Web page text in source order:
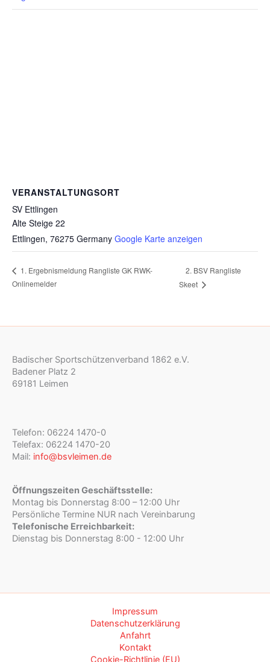
VERANSTALTUNGSORT
SV Ettlingen
Alte Steige 22
Ettlingen, 76275 Germany Google Karte anzeigen
1. Ergebnismeldung Rangliste GK RWK-
Onlinemelder
2. BSV Rangliste
Skeet
Badischer Sportschützenverband 1862 e.V.
Badener Platz 2
69181 Leimen
Telefon: 06224 1470-0
Telefax: 06224 1470-20
Mail: info@bsvleimen.de
Öffnungszeiten Geschäftsstelle:
Montag bis Donnerstag 8:00 – 12:00 Uhr
Persönliche Termine NUR nach Vereinbarung
Telefonische Erreichbarkeit:
Dienstag bis Donnerstag 8:00 - 12:00 Uhr
Impressum
Datenschutzerklärung
Anfahrt
Kontakt
Cookie-Richtlinie (EU)